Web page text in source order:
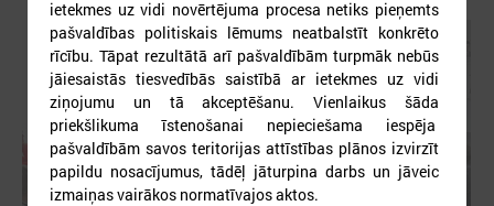
ietekmes uz vidi novērtējuma procesa netiks pieņemts
pašvaldības politiskais lēmums neatbalstīt konkrēto
rīcību. Tāpat rezultātā arī pašvaldībām turpmāk nebūs
jāiesaistās tiesvedībās saistībā ar ietekmes uz vidi
ziņojumu un tā akceptēšanu. Vienlaikus šāda
priekšlikuma īstenošanai nepieciešama iespēja
pašvaldībām savos teritorijas attīstības plānos izvirzīt
papildu nosacījumus, tādēļ jāturpina darbs un jāveic
izmaiņas vairākos normatīvajos aktos.